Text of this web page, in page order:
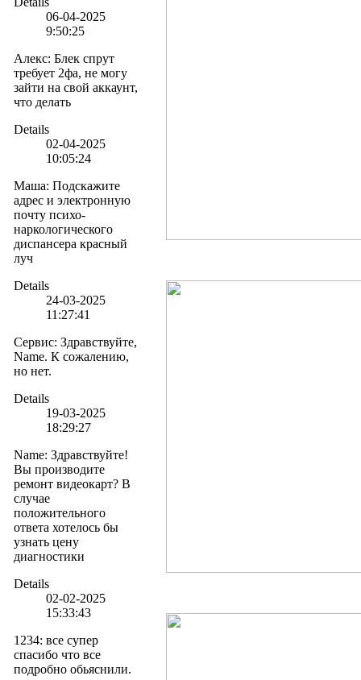
06-04-2025
9:50:25
Алекс: Блек спрут
требует 2фа, не могу
зайти на свой аккаунт,
что делать
Details
02-04-2025
10:05:24
Маша: Подскажите
адрес и электронную
почту психо-
наркологического
диспансера красный
луч
Details
24-03-2025
11:27:41
Сервис: Здравствуйте,
Name. К сожалению,
но нет.
Details
19-03-2025
18:29:27
Name: Здравствуйте!
Вы производите
ремонт видеокарт? В
случае
положительного
ответа хотелось бы
узнать цену
диагностики
Details
02-02-2025
15:33:43
1234: все супер
спасибо что все
подробно обьяснили.